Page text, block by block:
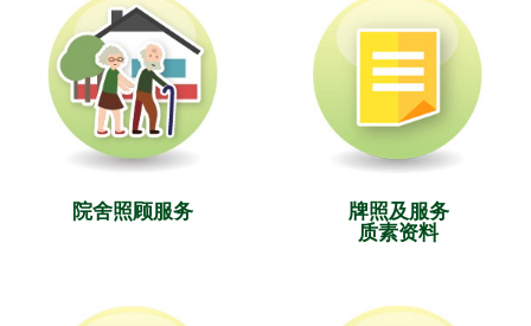
院舍照顾服务
牌照及服务
质素资料